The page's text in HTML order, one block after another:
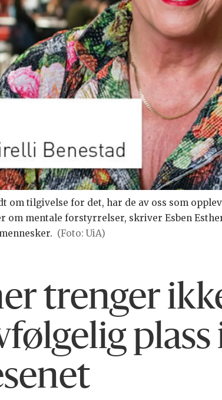
om tilgivelse for det, har de av oss som
om mentale forstyrrelser, skriver Esben
(Foto: UiA)
trenger